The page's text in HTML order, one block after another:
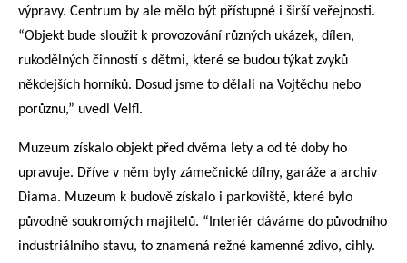
výpravy. Centrum by ale mělo být přístupné i širší veřejnosti.
“Objekt bude sloužit k provozování různých ukázek, dílen,
rukodělných činností s dětmi, které se budou týkat zvyků
někdejších horníků. Dosud jsme to dělali na Vojtěchu nebo
porůznu,” uvedl Velfl.
Muzeum získalo objekt před dvěma lety a od té doby ho
upravuje. Dříve v něm byly zámečnické dílny, garáže a archiv
Diama. Muzeum k budově získalo i parkoviště, které bylo
původně soukromých majitelů. “Interiér dáváme do původního
industriálního stavu, to znamená režné kamenné zdivo, cihly.